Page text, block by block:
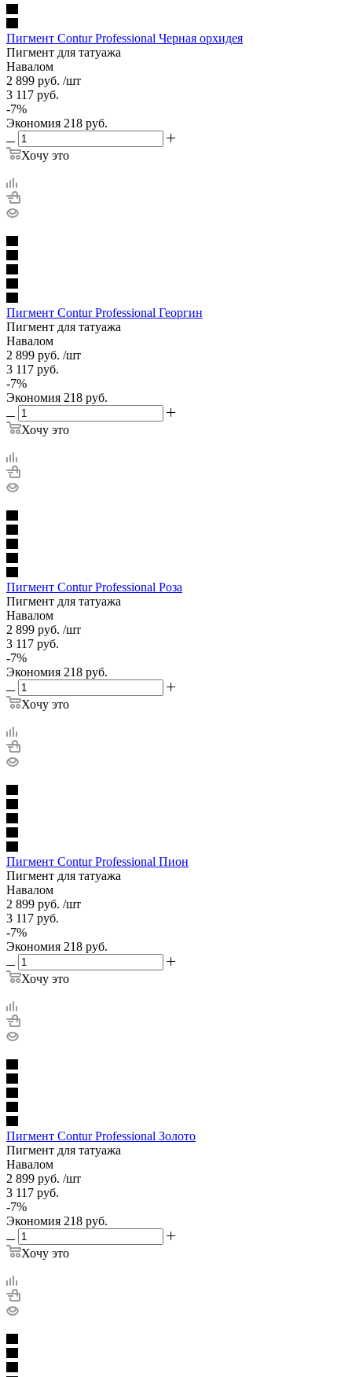
Пигмент Contur Professional Черная орхидея
Пигмент для татуажа
Навалом
2 899 руб. /шт
3 117 руб.
-7%
Экономия 218 руб.
Хочу это
Пигмент Contur Professional Георгин
Пигмент для татуажа
Навалом
2 899 руб. /шт
3 117 руб.
-7%
Экономия 218 руб.
Хочу это
Пигмент Contur Professional Роза
Пигмент для татуажа
Навалом
2 899 руб. /шт
3 117 руб.
-7%
Экономия 218 руб.
Хочу это
Пигмент Contur Professional Пион
Пигмент для татуажа
Навалом
2 899 руб. /шт
3 117 руб.
-7%
Экономия 218 руб.
Хочу это
Пигмент Contur Professional Золото
Пигмент для татуажа
Навалом
2 899 руб. /шт
3 117 руб.
-7%
Экономия 218 руб.
Хочу это